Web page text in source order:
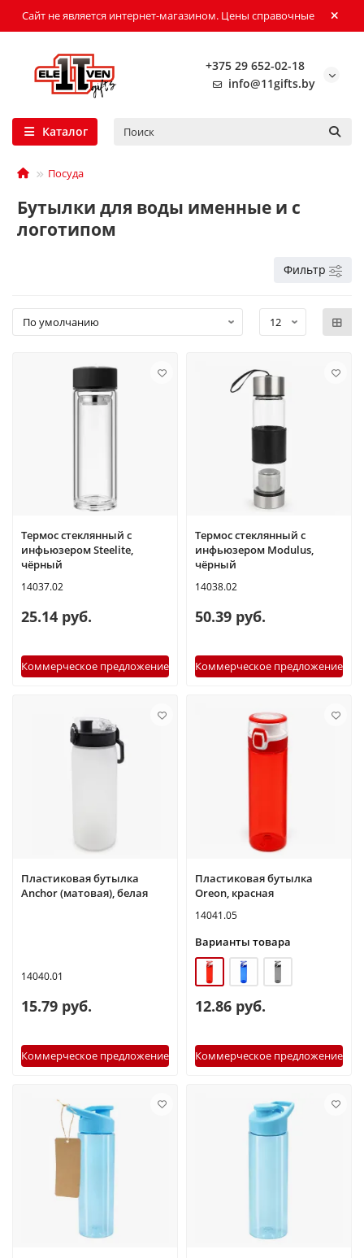
Сайт не является интернет-магазином. Цены справочные
+375 29 652-02-18
info@11gifts.by
Каталог
Посуда
Бутылки для воды именные и с
логотипом
Фильтр
Термос стеклянный с
инфьюзером Steelite,
чёрный
14037.02
25.14 руб.
Коммерческое предложение
Термос стеклянный с
инфьюзером Modulus,
чёрный
14038.02
50.39 руб.
Коммерческое предложение
Пластиковая бутылка
Anchor (матовая), белая
14040.01
15.79 руб.
Коммерческое предложение
Пластиковая бутылка
Oreon, красная
14041.05
Варианты товара
12.86 руб.
Коммерческое предложение